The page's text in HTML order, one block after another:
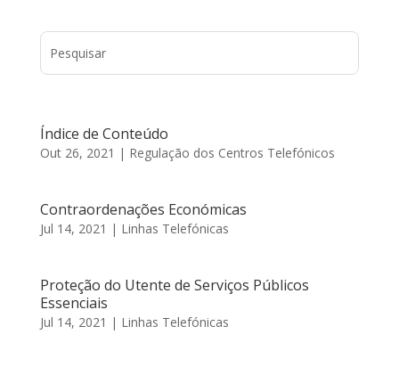
Índice de Conteúdo
Out 26, 2021 | Regulação dos Centros Telefónicos
Contraordenações Económicas
Jul 14, 2021 | Linhas Telefónicas
Proteção do Utente de Serviços Públicos
Essenciais
Jul 14, 2021 | Linhas Telefónicas